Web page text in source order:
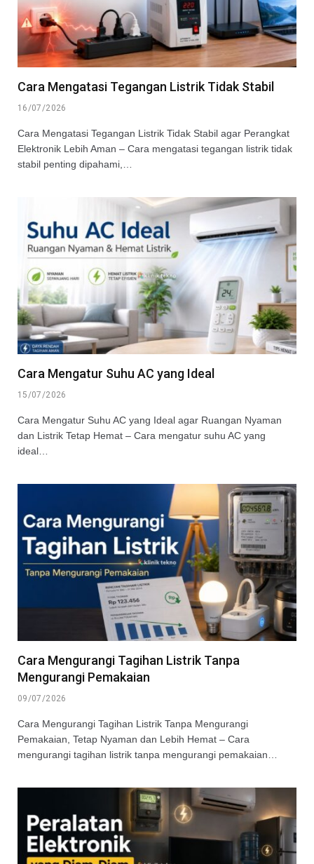
Cara Mengatasi Tegangan Listrik Tidak Stabil
16/07/2026
Cara Mengatasi Tegangan Listrik Tidak Stabil agar Perangkat
Elektronik Lebih Aman – Cara mengatasi tegangan listrik tidak
stabil penting dipahami,…
Cara Mengatur Suhu AC yang Ideal
15/07/2026
Cara Mengatur Suhu AC yang Ideal agar Ruangan Nyaman
dan Listrik Tetap Hemat – Cara mengatur suhu AC yang
ideal…
Cara Mengurangi Tagihan Listrik Tanpa
Mengurangi Pemakaian
09/07/2026
Cara Mengurangi Tagihan Listrik Tanpa Mengurangi
Pemakaian, Tetap Nyaman dan Lebih Hemat – Cara
mengurangi tagihan listrik tanpa mengurangi pemakaian…